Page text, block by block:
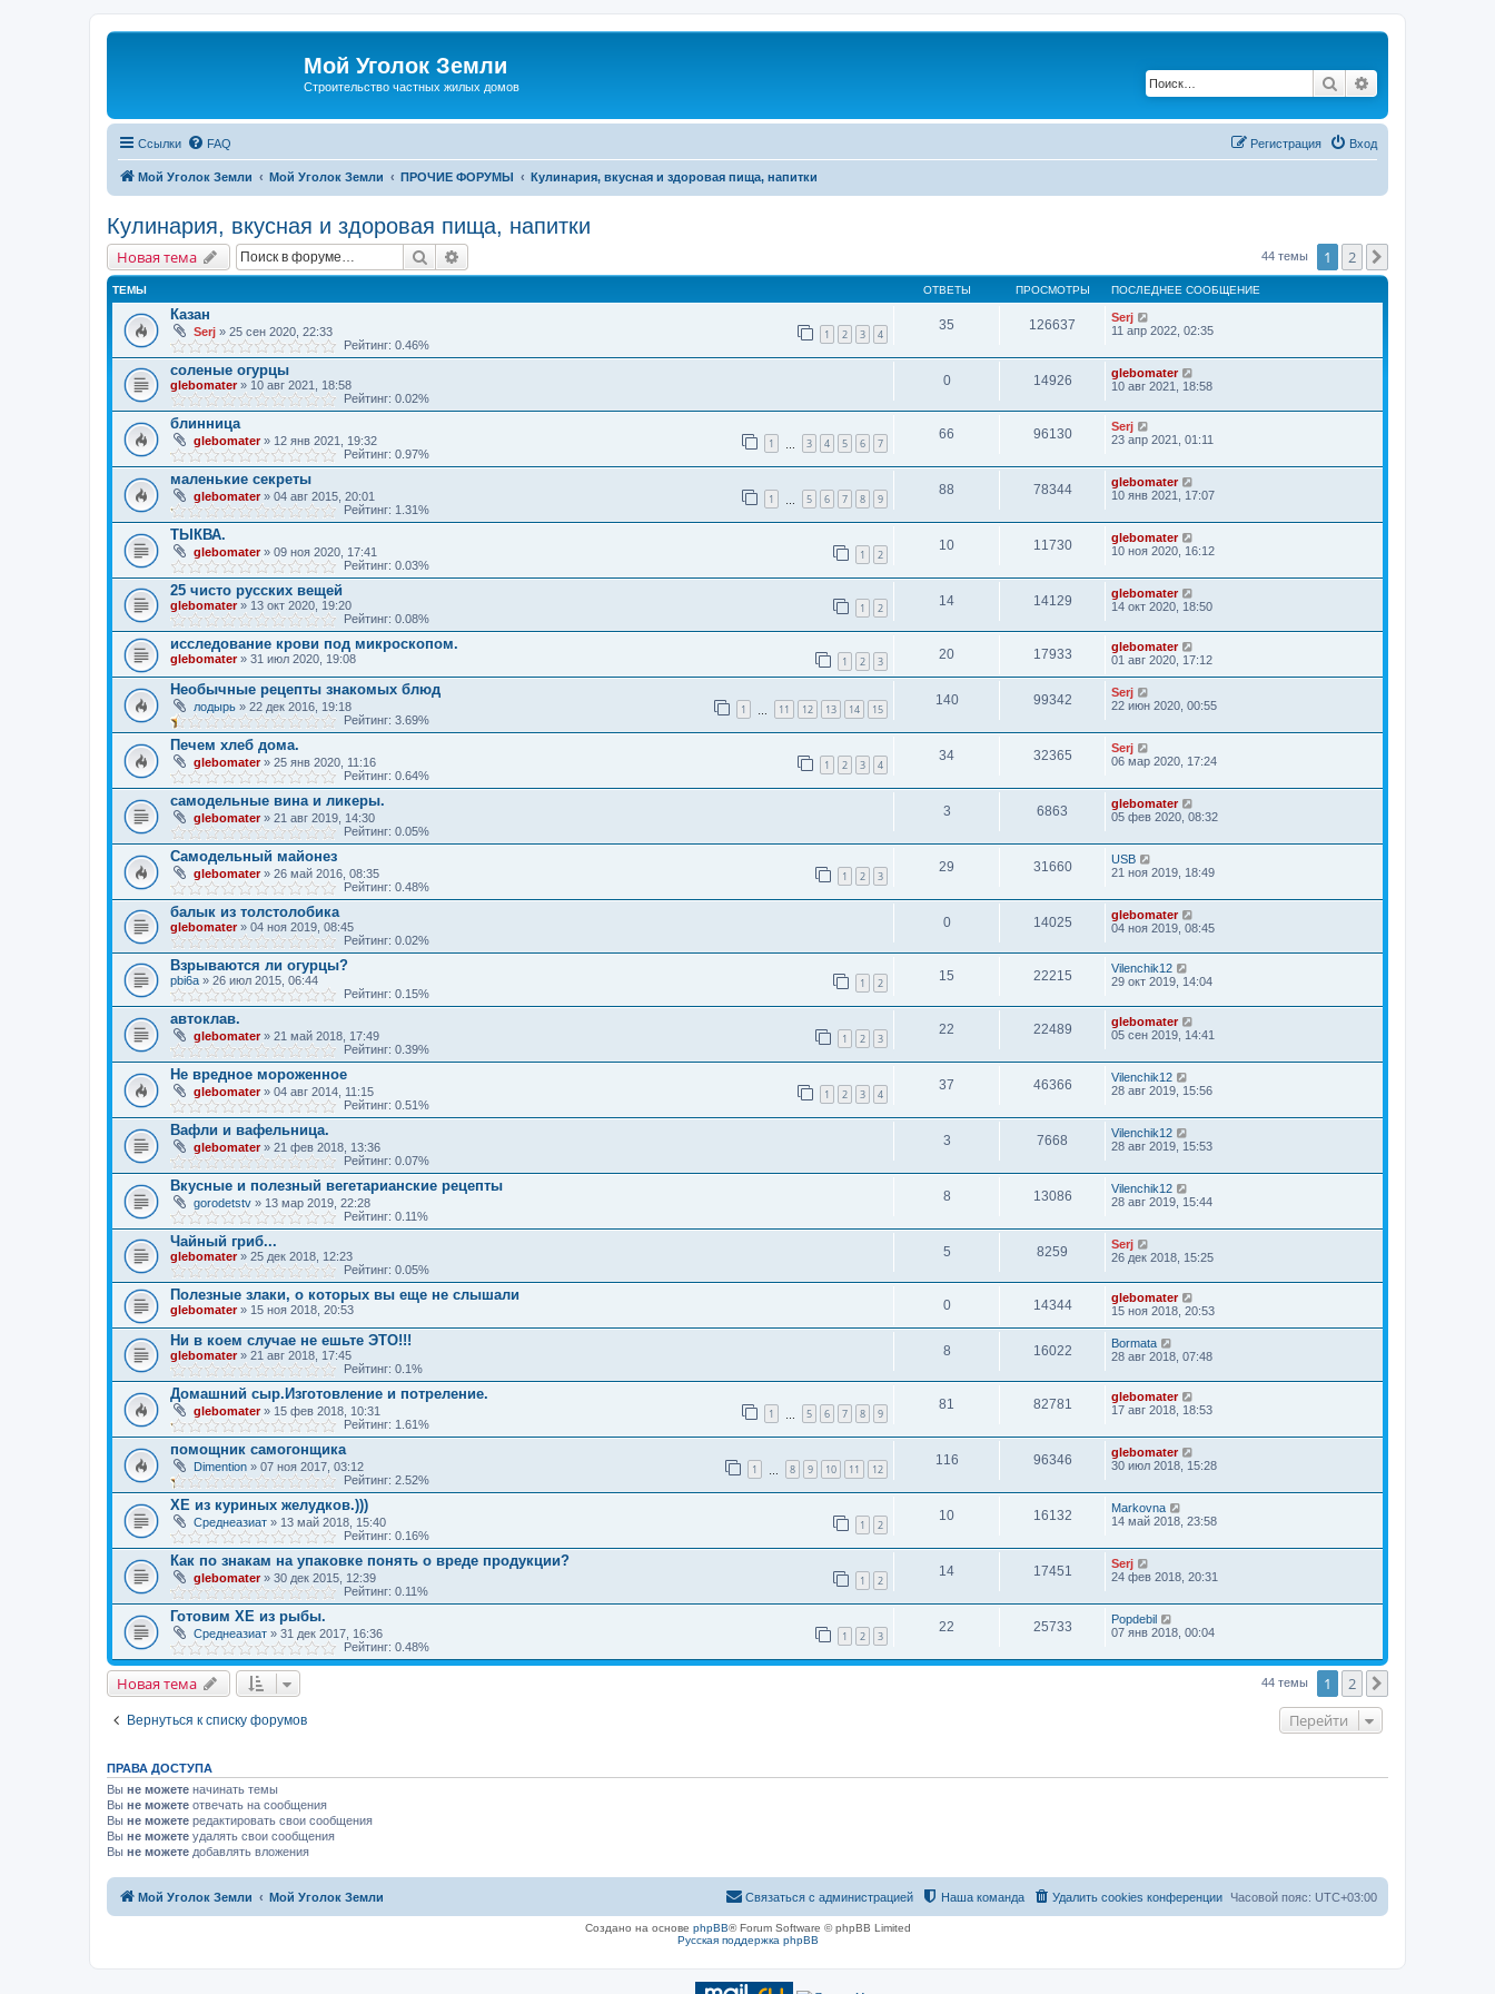
Мой Уголок Земли
Cтроительство частных жилых домов Поиск
Ссылки FAQ Вход
Регистрация
Мой Уголок Земли Мой Уголок Земли ПРОЧИЕ ФОРУМЫ Кулинария, вкусная и здоровая пища, напитки
Кулинария, вкусная и здоровая пища, напитки
Новая тема Поиск 44 темы 1 2
ТЕМЫ ОТВЕТЫ ПРОСМОТРЫ ПОСЛЕДНЕЕ СООБЩЕНИЕ
Казан
Serj » 25 сен 2020, 22:33 1 2 3 4
Рейтинг: 0.46%
35 126637
Serj
11 апр 2022, 02:35
соленые огурцы
glebomater» 10 авг 2021, 18:58
Рейтинг: 0.02%
0 14926
glebomater
10 авг 2021, 18:58
блинница
glebomater» 12 янв 2021, 19:32 1 3 4 5 6 7
Рейтинг: 0.97%
66 96130
Serj
23 апр 2021, 01:11
маленькие секреты
glebomater» 04 авг 2015, 20:01 1 5 6 7 8 9
Рейтинг: 1.31%
88 78344
glebomater
10 янв 2021, 17:07
ТЫКВА.
glebomater» 09 ноя 2020, 17:41 1 2
Рейтинг: 0.03%
10 11730
glebomater
10 ноя 2020, 16:12
25 чисто русских вещей
glebomater» 13 окт 2020, 19:20 1 2
Рейтинг: 0.08%
14 14129
glebomater
14 окт 2020, 18:50
исследование крови под микроскопом.
glebomater» 31 июл 2020, 19:08 1 2 3
20 17933
glebomater
01 авг 2020, 17:12
Необычные рецепты знакомых блюд
лодырь » 22 дек 2016, 19:18 1 11 12 13 14 15
Рейтинг: 3.69%
140 99342
Serj
22 июн 2020, 00:55
Печем хлеб дома.
glebomater» 25 янв 2020, 11:16 1 2 3 4
Рейтинг: 0.64%
34 32365
Serj
06 мар 2020, 17:24
самодельные вина и ликеры.
glebomater» 21 авг 2019, 14:30
Рейтинг: 0.05%
3 6863
glebomater
05 фев 2020, 08:32
Самодельный майонез
glebomater» 26 май 2016, 08:35 1 2 3
Рейтинг: 0.48%
29 31660
USB
21 ноя 2019, 18:49
балык из толстолобика
glebomater» 04 ноя 2019, 08:45
Рейтинг: 0.02%
0 14025
glebomater
04 ноя 2019, 08:45
Взрываются ли огурцы?
pbi6a » 26 июл 2015, 06:44 1 2
Рейтинг: 0.15%
15 22215
Vilenchik12
29 окт 2019, 14:04
автоклав.
glebomater» 21 май 2018, 17:49 1 2 3
Рейтинг: 0.39%
22 22489
glebomater
05 сен 2019, 14:41
Не вредное мороженное
glebomater» 04 авг 2014, 11:15 1 2 3 4
Рейтинг: 0.51%
37 46366
Vilenchik12
28 авг 2019, 15:56
Вафли и вафельница.
glebomater» 21 фев 2018, 13:36
Рейтинг: 0.07%
3 7668
Vilenchik12
28 авг 2019, 15:53
Вкусные и полезный вегетарианские рецепты
gorodetstv » 13 мар 2019, 22:28
Рейтинг: 0.11%
8 13086
Vilenchik12
28 авг 2019, 15:44
Чайный гриб...
glebomater» 25 дек 2018, 12:23
Рейтинг: 0.05%
5 8259
Serj
26 дек 2018, 15:25
Полезные злаки, о которых вы еще не слышали
glebomater» 15 ноя 2018, 20:53 0 14344
glebomater
15 ноя 2018, 20:53
Ни в коем случае не ешьте ЭТО!!!
glebomater» 21 авг 2018, 17:45
Рейтинг: 0.1%
8 16022
Bormata
28 авг 2018, 07:48
Домашний сыр.Изготовление и потреление.
glebomater» 15 фев 2018, 10:31 1 5 6 7 8 9
Рейтинг: 1.61%
81 82781
glebomater
17 авг 2018, 18:53
помощник самогонщика
Dimention » 07 ноя 2017, 03:12 1 8 9 10 11 12
Рейтинг: 2.52%
116 96346
glebomater
30 июл 2018, 15:28
ХЕ из куриных желудков.)))
Среднеазиат » 13 май 2018, 15:40 1 2
Рейтинг: 0.16%
10 16132
Markovna
14 май 2018, 23:58
Как по знакам на упаковке понять о вреде продукции?
glebomater» 30 дек 2015, 12:39 1 2
Рейтинг: 0.11%
14 17451
Serj
24 фев 2018, 20:31
Готовим ХЕ из рыбы.
Среднеазиат » 31 дек 2017, 16:36 1 2 3
Рейтинг: 0.48%
22 25733
Popdebil
07 янв 2018, 00:04
Новая тема 44 темы 1 2
Вернуться к списку форумов Перейти
ПРАВА ДОСТУПА
Вы не можете начинать темы
Вы не можете отвечать на сообщения
Вы не можете редактировать свои сообщения
Вы не можете удалять свои сообщения
Вы не можете добавлять вложения
Мой Уголок Земли Мой Уголок Земли Часовой пояс: UTC+03:00
Удалить cookies конференции
Наша команда
Связаться с администрацией
Создано на основе phpBB® Forum Software © phpBB Limited
Русская поддержка phpBB